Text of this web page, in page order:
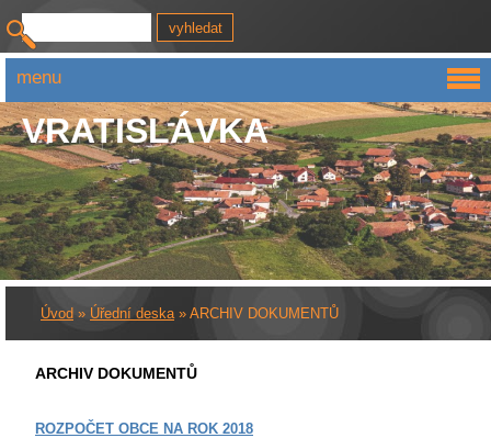
VRATISLÁVKA
Úvod » Úřední deska» ARCHIV DOKUMENTŮ
ARCHIV DOKUMENTŮ
ROZPOČET OBCE NA ROK 2018
menu